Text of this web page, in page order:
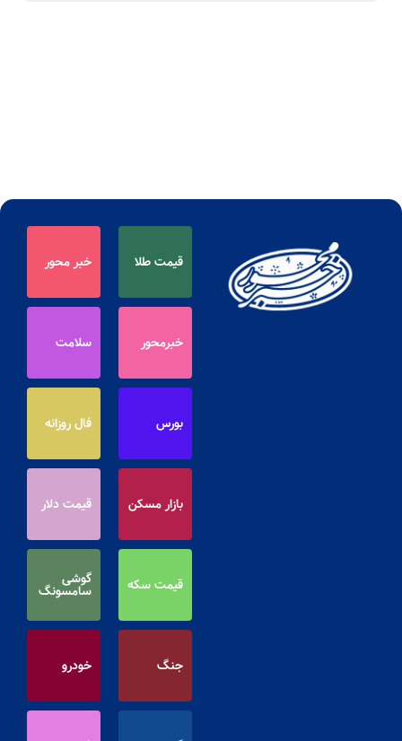
قیمت طلا خبر محور
خبرمحور سلامت
بورس فال روزانه
بازار مسکن قیمت دلار
قیمت سکه گوشی
سامسونگ
جنگ خودرو